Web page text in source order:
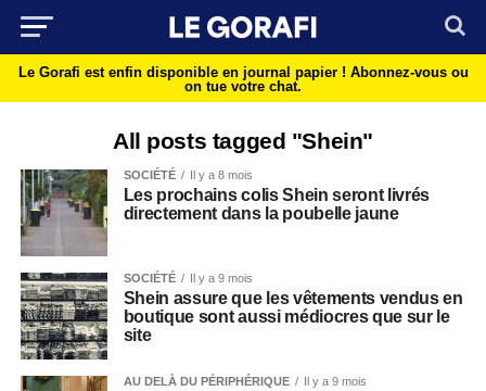
Le Gorafi est enfin disponible en journal papier ! Abonnez-vous ou
on tue votre chat.
All posts tagged "Shein"
SOCIÉTÉ Il y a 8 mois
Les prochains colis Shein seront livrés
directement dans la poubelle jaune
SOCIÉTÉ Il y a 9 mois
Shein assure que les vêtements vendus en
boutique sont aussi médiocres que sur le
site
AU DELÀ DU PÉRIPHÉRIQUE Il y a 9 mois